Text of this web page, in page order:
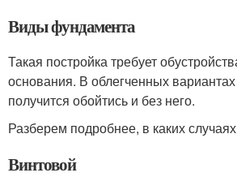
Виды фундамента
Такая постройка требует
основания. В облегченных
получится обойтись и без него.
Разберем подробнее, в каких
Винтовой